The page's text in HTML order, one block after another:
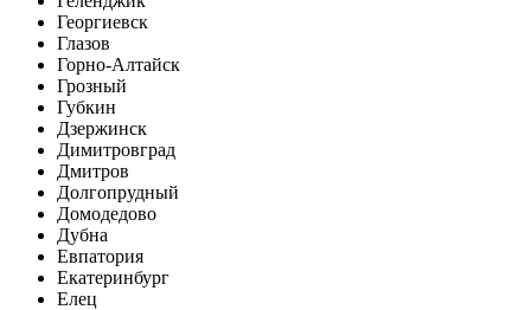
Георгиевск
Глазов
Горно-Алтайск
Грозный
Губкин
Дзержинск
Димитровград
Дмитров
Долгопрудный
Домодедово
Дубна
Евпатория
Екатеринбург
Елец